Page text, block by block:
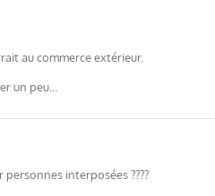
au commerce extérieur.
un peu…
interposées ????